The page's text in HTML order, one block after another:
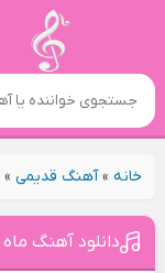
خانه»آهنگ قدیمی»
دانلود آهنگ